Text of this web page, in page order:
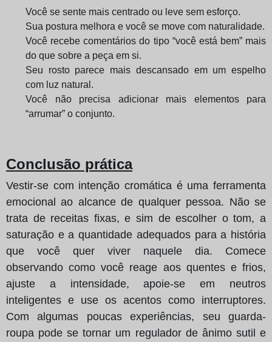
Você se sente mais centrado ou leve sem esforço.
Sua postura melhora e você se move com naturalidade.
Você recebe comentários do tipo “você está bem” mais
do que sobre a peça em si.
Seu rosto parece mais descansado em um espelho
com luz natural.
Você não precisa adicionar mais elementos para
“arrumar” o conjunto.
Conclusão prática
Vestir-se com intenção cromática é uma ferramenta
emocional ao alcance de qualquer pessoa. Não se
trata de receitas fixas, e sim de escolher o tom, a
saturação e a quantidade adequados para a história
que você quer viver naquele dia. Comece
observando como você reage aos quentes e frios,
ajuste a intensidade, apoie-se em neutros
inteligentes e use os acentos como interruptores.
Com algumas poucas experiências, seu guarda-
roupa pode se tornar um regulador de ânimo sutil e